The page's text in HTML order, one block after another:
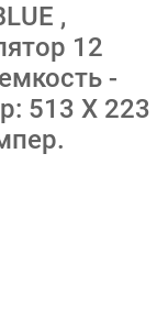
,
12
-
513 Х 223